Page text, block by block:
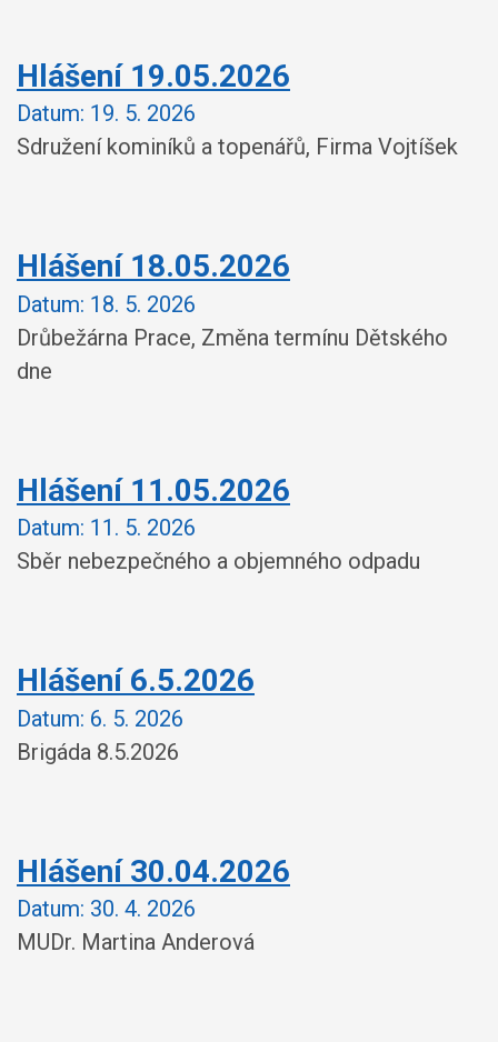
Hlášení 19.05.2026
Datum: 19. 5. 2026
Sdružení kominíků a topenářů, Firma Vojtíšek
Hlášení 18.05.2026
Datum: 18. 5. 2026
Drůbežárna Prace, Změna termínu Dětského
dne
Hlášení 11.05.2026
Datum: 11. 5. 2026
Sběr nebezpečného a objemného odpadu
Hlášení 6.5.2026
Datum: 6. 5. 2026
Brigáda 8.5.2026
Hlášení 30.04.2026
Datum: 30. 4. 2026
MUDr. Martina Anderová